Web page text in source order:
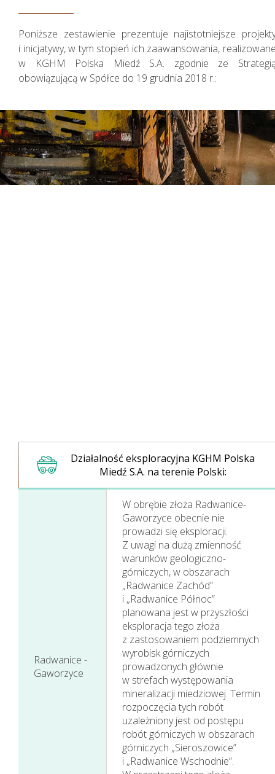
Zarządzanie Ryzykiem
Działania w sferze
zagadnień
Poniższe zestawienie prezentuje najistotniejsze
i inicjatywy, w tym stopień ich zaawansowania,
w KGHM Polska Miedź S.A. zgodnie ze
obowiązującą w Spółce do 19 grudnia 2018 r.:
Działalność eksploracyjna KGHM Polska
Miedź S.A. na terenie Polski:
Radwanice -
Gaworzyce
W obrębie złoża Radwanice-
Gaworzyce obecnie nie
prowadzi się eksploracji.
Z uwagi na dużą zmienność
warunków geologiczno-
górniczych, w obszarach
„Radwanice Zachód”
i „Radwanice Północ”
planowana jest w przyszłości
eksploracja tego złoża
z zastosowaniem podziemnych
wyrobisk górniczych
prowadzonych głównie
w strefach występowania
mineralizacji miedziowej. Termin
rozpoczęcia tych robót
uzależniony jest od postępu
robót górniczych w obszarach
górniczych „Sieroszowice”
i „Radwanice Wschodnie”.